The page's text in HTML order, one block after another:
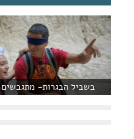
בשביל הבגרות- מתגבשים